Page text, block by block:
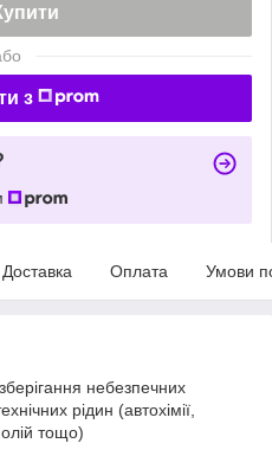
з
Доставка Оплата Умови
небезпечних
рідин (автохімії,
олій тощо)